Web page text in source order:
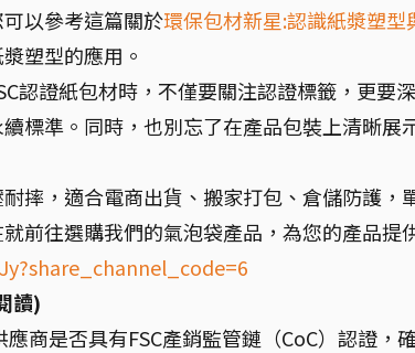
以參考這篇關於環保包材新星:認識紙漿塑型
塑型的應用。
認證紙包材時，不僅要關注認證標籤，更要深
標準。同時，也別忘了在產品包裝上清晰展
摔，適合電商出貨、搬家打包、倉儲防護，
前往選購我們的氣泡袋產品，為您的產品提
讀)
商是否具有FSC產銷監管鏈（CoC）認證，